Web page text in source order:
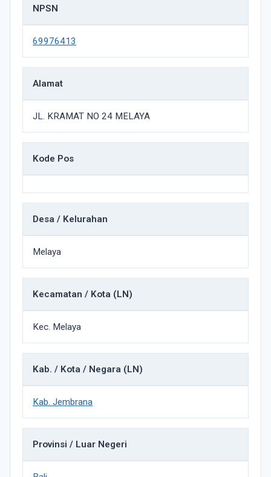
NPSN
69976413
Alamat
JL. KRAMAT NO 24 MELAYA
Kode Pos
Desa / Kelurahan
Melaya
Kecamatan / Kota (LN)
Kec. Melaya
Kab. / Kota / Negara (LN)
Kab. Jembrana
Provinsi / Luar Negeri